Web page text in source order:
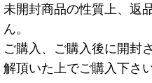
未開封商品の性質上、返
ん。
ご購入、ご購入後に開封
解頂いた上でご購入下さい